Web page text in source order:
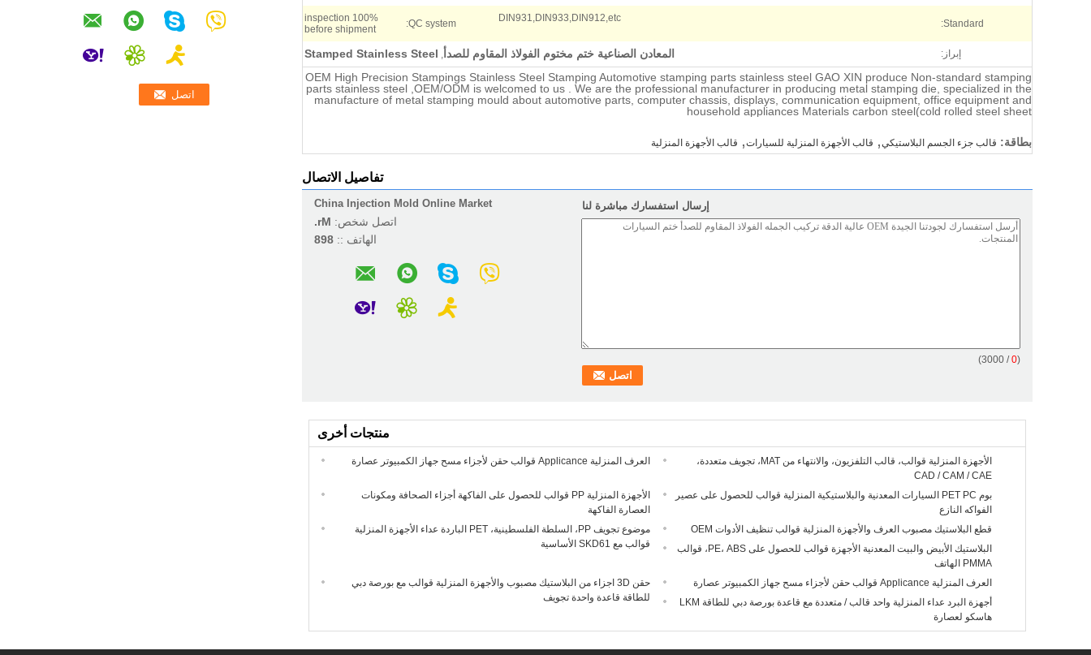
Standard:
DIN931,DIN933,DIN912,etc
QC system:
100% inspection
before shipment
إبراز: المعادن الصناعية ختم مختوم الفولاذ المقاوم للصدأ ,
Stamped Stainless Steel
OEM High Precision Stampings Stainless Steel Stamping Automotive stamping parts stainless steel GAO XIN produce Non-standard stamping
parts stainless steel ,OEM/ODM is welcomed to us . We are the professional manufacturer in producing metal stamping die, specialized in the
manufacture of metal stamping mould about automotive parts, computer chassis, displays, communication equipment, office equipment and
household appliances Materials carbon steel(cold rolled steel sheet
بطاقة: قالب جزء الجسم البلاستيكي, قالب الأجهزة المنزلية للسيارات, قالب الأجهزة المنزلية
تفاصيل الاتصال
China Injection Mold Online Market
اتصل شخص: Mr.
الهاتف :: 898
إرسال استفسارك مباشرة لنا
(
0
/ 3000)
منتجات أخرى
العرف المنزلية Applicance قوالب حقن لأجزاء مسح جهاز الكمبيوتر عصارة
الأجهزة المنزلية قوالب، قالب التلفزيون، والانتهاء من MAT، تجويف متعددة،
CAD / CAM / CAE
الأجهزة المنزلية PP قوالب للحصول على الفاكهة أجزاء الصحافة ومكونات
العصارة الفاكهة
بوم PET PC السيارات المعدنية والبلاستيكية المنزلية قوالب للحصول على عصير
الفواكه النازع
موضوع تجويف PP، السلطة الفلسطينية، PET الباردة عداء الأجهزة المنزلية
قوالب مع SKD61 الأساسية
قطع البلاستيك مصبوب العرف والأجهزة المنزلية قوالب تنظيف الأدوات OEM
البلاستيك الأبيض والبيت المعدنية الأجهزة قوالب للحصول على PE، ABS، قوالب
PMMA الهاتف
حقن 3D اجزاء من البلاستيك مصبوب والأجهزة المنزلية قوالب مع بورصة دبي
للطاقة قاعدة واحدة تجويف
العرف المنزلية Applicance قوالب حقن لأجزاء مسح جهاز الكمبيوتر عصارة
أجهزة البرد عداء المنزلية واحد قالب / متعددة مع قاعدة بورصة دبي للطاقة LKM
هاسكو لعصارة